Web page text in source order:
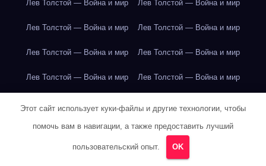
Лев Толстой — Война и мир Лев Толстой — Война и мир
Лев Толстой — Война и мир Лев Толстой — Война и мир
Лев Толстой — Война и мир Лев Толстой — Война и мир
Лев Толстой — Война и мир Лев Толстой — Война и мир
Лев Толстой — Война и мир Лев Толстой — Война и мир
Лев Толстой — Война и мир Лев Толстой — Война и мир
Этот сайт использует куки-файлы и другие технологии, чтобы
помочь вам в навигации, а также предоставить лучший
пользовательский опыт. OK